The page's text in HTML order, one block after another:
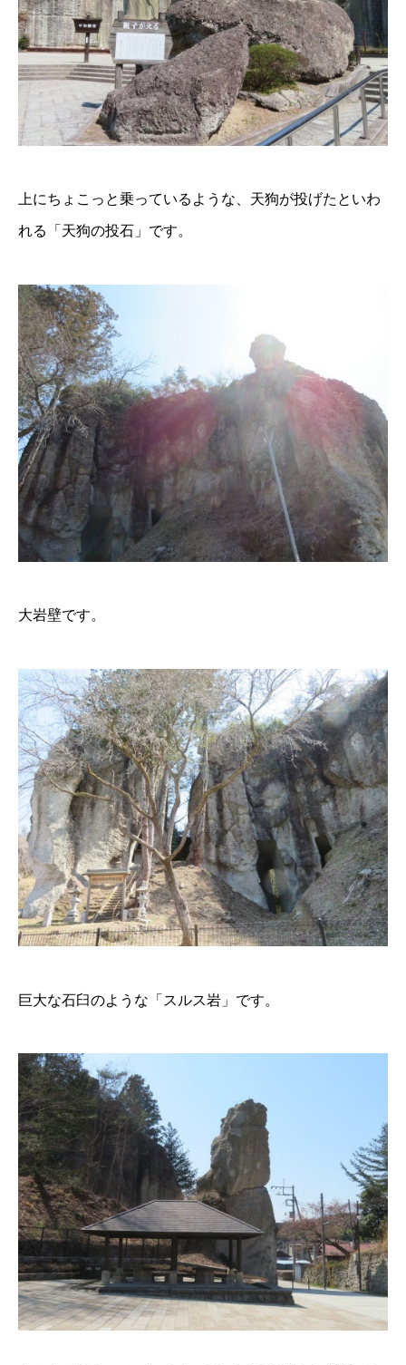
上にちょこっと乗っているような、天狗が投げたといわ
れる「天狗の投石」です。
大岩壁です。
巨大な石臼のような「スルス岩」です。